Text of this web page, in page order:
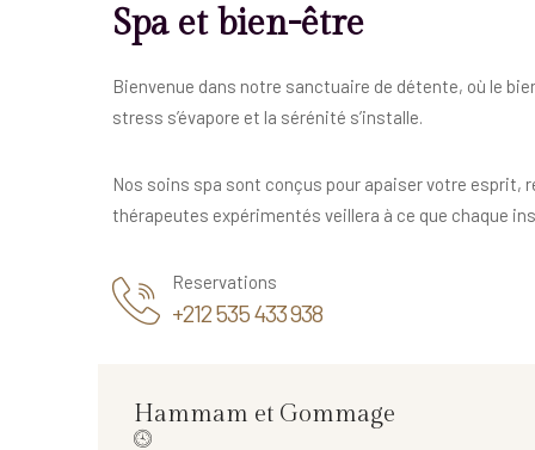
Spa et bien-être
Bienvenue dans notre sanctuaire de détente, où le
stress s’évapore et la sérénité s’installe.
Nos soins spa sont conçus pour apaiser votre esprit,
thérapeutes expérimentés veillera à ce que chaque
Reservations
+212 535 433 938
Hammam et Gommage